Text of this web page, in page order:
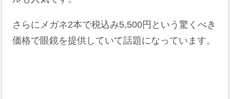
さらにメガネ2本で税込み5,500円という驚くべき
価格で眼鏡を提供していて話題になっています。